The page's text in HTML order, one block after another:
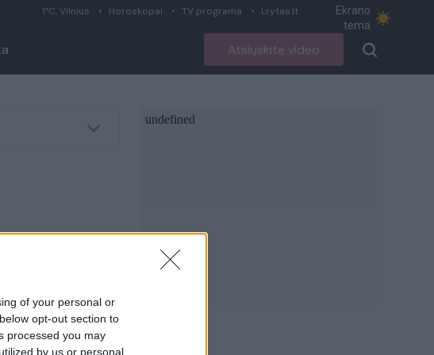
of your personal or
opt-out section to
processed you may
by us or personal
1°C, Vilnius Horoskopai TV programa Lrytas.lt
Ekrano
tema
Atsiųskite video